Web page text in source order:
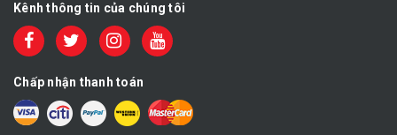
Kênh thông tin của chúng tôi
Chấp nhận thanh toán